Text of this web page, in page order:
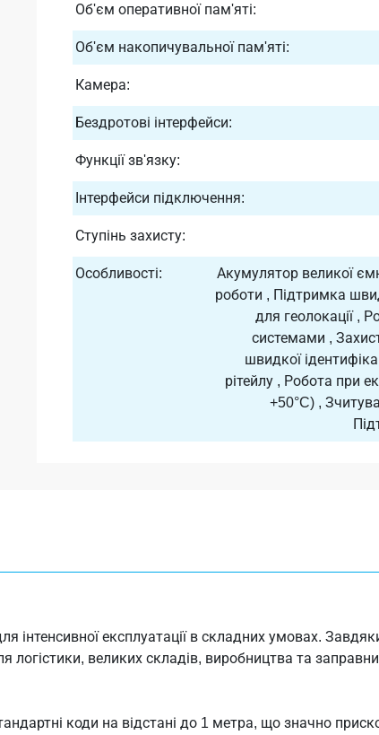
Об'єм оперативної пам'яті:
Об'єм накопичувальної пам'яті:
Камера:
Бездротові інтерфейси:
Функції зв'язку:
Інтерфейси підключення:
Ступінь захисту:
Особливості:
Акумулятор великої
роботи , Підтримка
для геолокації ,
системами ,
швидкої
рітейлу , Робота при
+50°C) ,
інтенсивної експлуатації в складних умовах.
логістики, великих складів, виробництва та
коди на відстані до 1 метра, що значно